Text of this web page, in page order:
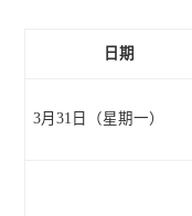
日期
3月31日（星期一）